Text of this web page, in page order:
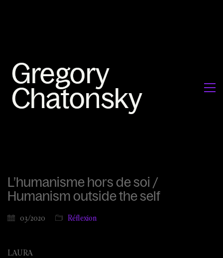
L’humanisme hors de soi /
Humanism outside the self
03/2020 Réflexion
LAURA